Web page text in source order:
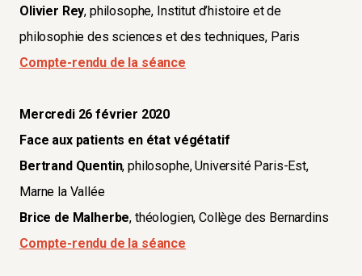
Olivier Rey, philosophe, Institut d’histoire et de
philosophie des sciences et des techniques, Paris
Compte-rendu de la séance
Mercredi 26 février 2020
Face aux patients en état végétatif
Bertrand Quentin, philosophe, Université Paris-Est,
Marne la Vallée
Brice de Malherbe, théologien, Collège des Bernardins
Compte-rendu de la séance